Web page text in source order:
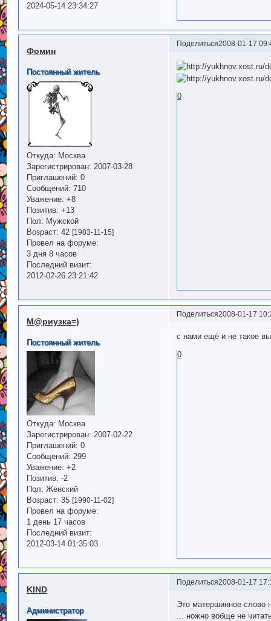
2024-05-14 23:34:27
Поделиться2008-01-17
Фомин
Постоянный житель
Откуда: Москва
Зарегистрирован: 2007-03-28
Приглашений: 0
Сообщений: 710
Уважение: +8
Позитив: +13
Пол: Мужской
Возраст: 42 [1983-11-15]
Провел на форуме:
3 дня 8 часов
Последний визит:
2012-02-26 23:21:42
0
Поделиться2008-01-17
М@риузка=)
Постоянный житель
Откуда: Москва
Зарегистрирован: 2007-02-22
Приглашений: 0
Сообщений: 299
Уважение: +2
Позитив: -2
Пол: Женский
Возраст: 35 [1990-11-02]
Провел на форуме:
1 день 17 часов
Последний визит:
2012-03-14 01:35:03
с нами ещё и не такое
0
Поделиться2008-01-17
KIND
Администратор
Это матершинное слово
... ножно вобще не